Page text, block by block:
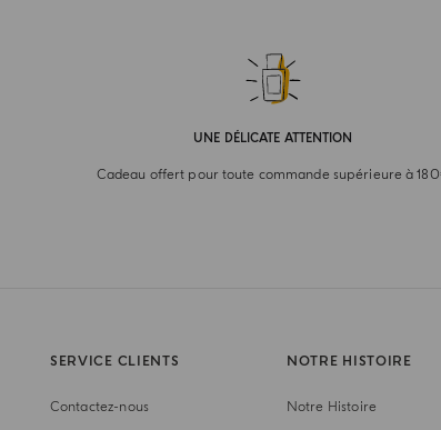
UNE DÉLICATE ATTENTION
Cadeau offert pour toute commande supérieure à
SERVICE CLIENTS
Contactez-nous
NOTRE HISTOIRE
Notre Histoire